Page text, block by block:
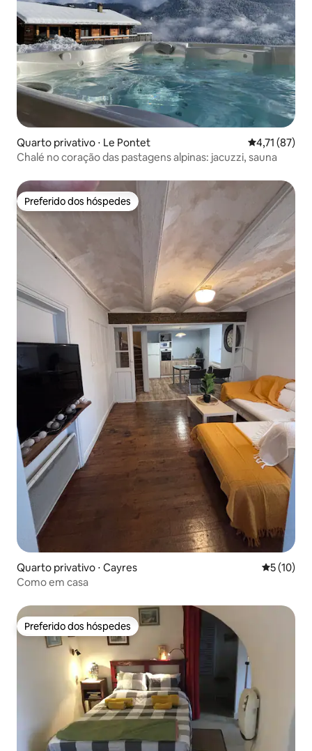
Quarto privativo ⋅ Le Pontet 4,71 de uma
4,71 (87)
Chalé no coração das pastagens alpinas: jacuzzi, sauna
Preferido dos hóspedes
Preferido dos hóspedes
Quarto privativo ⋅ Cayres 5 de uma
5 (10)
Como em casa
Preferido dos hóspedes
Preferido dos hóspedes